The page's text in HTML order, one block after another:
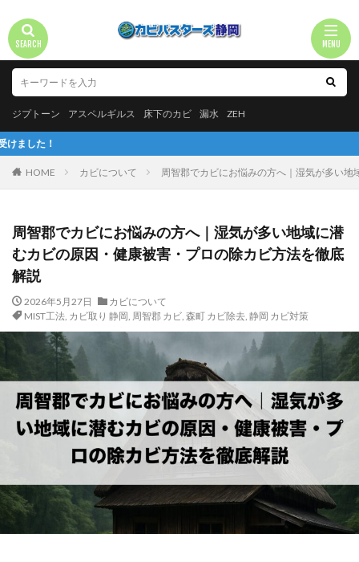
ジプトーン アスペルギルス 床下のカビ 漏水 ZEH
HOME カビについて 周智郡でカビにお悩みの方へ｜湿気が多い
周智郡でカビにお悩みの方へ｜湿気が多い地域に潜
むカビの原因・健康被害・プロの除カビ方法を徹底
解説
2026年5月27日
カビについて
MIST工法, カビ取り 静岡, 周智郡 カビ, 森町 カビ除去, 静岡 カビ対策